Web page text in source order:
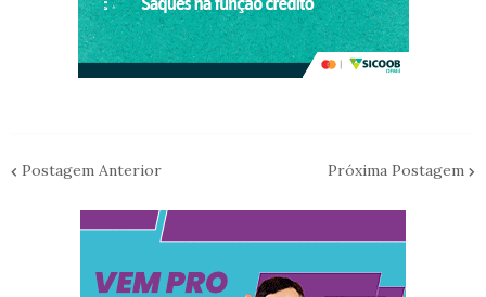
Postagem Anterior Próxima Postagem